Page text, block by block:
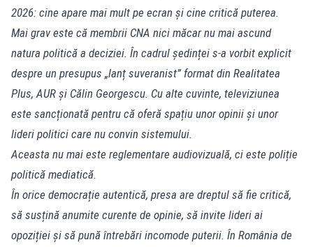
2026: cine apare mai mult pe ecran și cine critică puterea.
Mai grav este că membrii CNA nici măcar nu mai ascund
natura politică a deciziei. În cadrul ședinței s-a vorbit explicit
despre un presupus „lanț suveranist” format din Realitatea
Plus, AUR și Călin Georgescu. Cu alte cuvinte, televiziunea
este sancționată pentru că oferă spațiu unor opinii și unor
lideri politici care nu convin sistemului.
Aceasta nu mai este reglementare audiovizuală, ci este poliție
politică mediatică.
În orice democrație autentică, presa are dreptul să fie critică,
să susțină anumite curente de opinie, să invite lideri ai
opoziției și să pună întrebări incomode puterii. În România de